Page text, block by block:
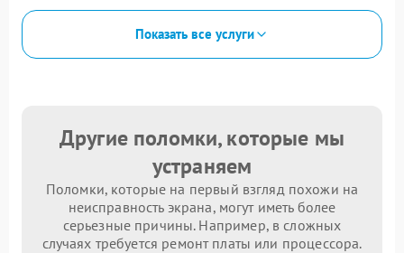
Показать все услуги
Другие поломки, которые мы
устраняем
Поломки, которые на первый взгляд похожи на
неисправность экрана, могут иметь более
серьезные причины. Например, в сложных
случаях требуется ремонт платы или процессора.